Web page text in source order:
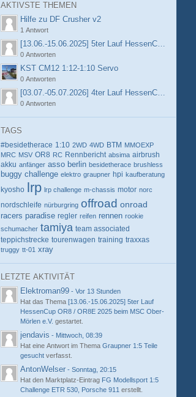
AKTIVSTE THEMEN
Hilfe zu DF Crusher v2
1 Antwort
[13.06.-15.06.2025] 5ter Lauf HessenCup OR8 /
0 Antworten
KST CM12 1:12-1:10 Servo
0 Antworten
[03.07.-05.07.2026] 4ter Lauf HessenCup OR8 /
0 Antworten
TAGS
#besidetherace 1:10 2WD 4WD BTM MMOEXP
MRC MSV OR8 RC Rennbericht absima airbrush
akku anfänger asso berlin besidetherace brushless
buggy challenge elektro graupner hpi kaufberatung
kyosho lrp lrp challenge m-chassis motor norc
nordschleife nürburgring offroad onroad
racers paradise regler reifen rennen rookie
schumacher tamiya team associated
teppichstrecke tourenwagen training traxxas
truggy tt-01 xray
LETZTE AKTIVITÄT
Elektroman99 - Vor 13 Stunden
Hat das Thema [13.06.-15.06.2025] 5ter Lauf
HessenCup OR8 / OR8E 2025 beim MSC Ober-
Mörlen e.V. gestartet.
jendavis - Mittwoch, 08:39
Hat eine Antwort im Thema Graupner 1:5 Teile
gesucht verfasst.
AntonWelser - Sonntag, 20:15
Hat den Marktplatz-Eintrag FG Modellsport 1:5
Challenge ETR 530, Porsche 911 erstellt.